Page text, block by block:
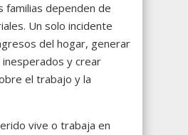
familias dependen de
Un solo incidente
del hogar, generar
y crear
el trabajo y la
vive o trabaja en